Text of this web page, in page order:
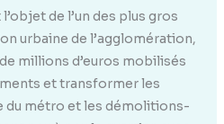
de l’un des plus gros
urbaine de l’agglomération,
millions d’euros mobilisés
et transformer les
du métro et les démolitions-